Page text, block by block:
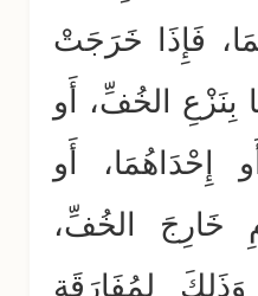
فَإِذَا خَرَجَتْ
بِنَزْعِ الخُفِّ، أَو
إِحْدَاهُمَا، أَو
خَارِجَ الخُفِّ،
لِمُفَارَقَةِ